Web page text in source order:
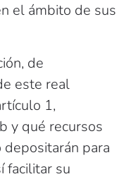
el ámbito de sus
de
este real
1,
y qué recursos
para
facilitar su